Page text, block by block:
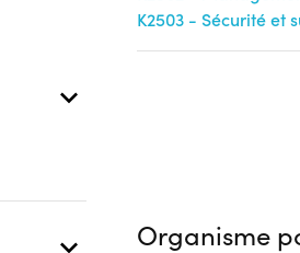
K2503 - Sécurité et
Organisme